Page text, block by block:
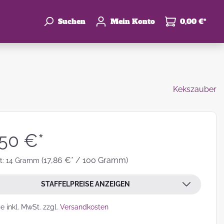
Suchen Mein Konto 0,00 €*
Kekszauber
€*
14 Gramm (17,86 €* / 100 Gramm)
STAFFELPREISE ANZEIGEN
inkl. MwSt. zzgl. Versandkosten